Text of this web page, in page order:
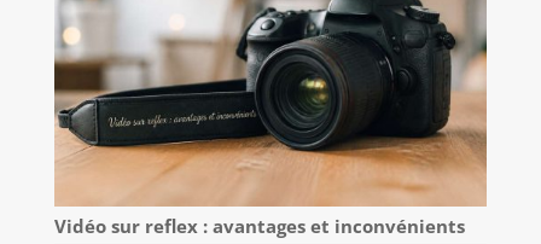
Vidéo sur reflex : avantages et inconvénients